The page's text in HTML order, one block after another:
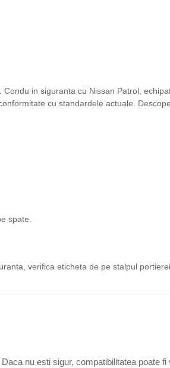
in siguranta cu Nissan Patrol,
cu standardele actuale.
spate.
verifica eticheta de pe stalpul portierei.
nu esti sigur, compatibilitatea poate fi